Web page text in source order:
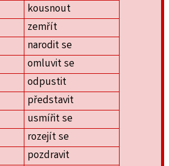
kousnout
zemřít
narodit se
omluvit se
odpustit
představit
usmířit se
rozejít se
pozdravit